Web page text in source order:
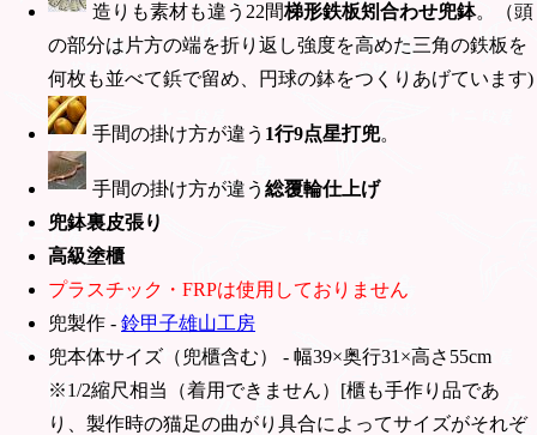
造りも素材も違う22間梯形鉄板矧合わせ兜鉢。（頭
の部分は片方の端を折り返し強度を高めた三角の鉄板を
何枚も並べて鋲で留め、円球の鉢をつくりあげています)
手間の掛け方が違う 1行9点星打兜。
手間の掛け方が違う 総覆輪仕上げ
兜鉢裏皮張り
高級塗櫃
プラスチック・FRPは使用しておりません
兜製作 - 鈴甲子雄山工房
兜本体サイズ（兜櫃含む） - 幅39×奥行31×高さ55cm
※1/2縮尺相当（着用できません）[櫃も手作り品であ
り、製作時の猫足の曲がり具合によってサイズがそれぞ